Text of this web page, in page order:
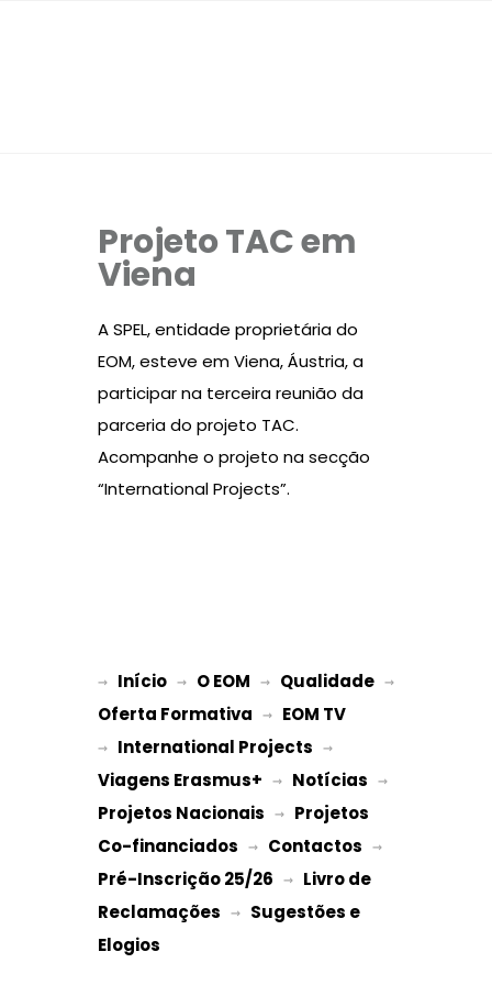
Projeto TAC em
Viena
A SPEL, entidade proprietária do
EOM, esteve em Viena, Áustria, a
participar na terceira reunião da
parceria do projeto TAC.
Acompanhe o projeto na secção
“International Projects”.
→ Início → O EOM → Qualidade
Oferta Formativa → EOM TV
→ International Projects
Viagens Erasmus+ → Notícias
Projetos Nacionais → Projetos
Co-financiados → Contactos
Pré-Inscrição 25/26 → Livro de
Reclamações → Sugestões e
Elogios